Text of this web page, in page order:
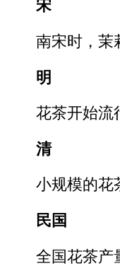
宋
南宋时，茉
明
花茶开始流
清
小规模的花
民国
全国花茶产